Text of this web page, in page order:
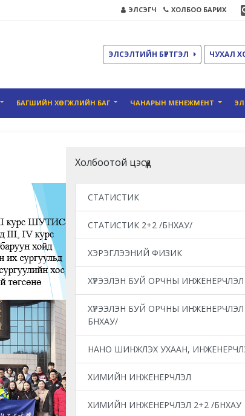
ЭЛСЭГЧ ХОЛБОО БАРИХ
ЭЛСЭЛТИЙН БҮРТГЭЛ ЧУХАЛ
БАГШИЙН ХӨГЖЛИЙН БАГ ЧАНАРЫН MЕНЕЖМЕНТ
Холбоотой цэсүүд
СТАТИСТИК
СТАТИСТИК 2+2 /БНХАУ/
ХЭРЭГЛЭЭНИЙ ФИЗИК
ХҮРЭЭЛЭН БУЙ ОРЧНЫ ИНЖЕНЕРЧЛЭЛ
ХҮРЭЭЛЭН БУЙ ОРЧНЫ ИНЖЕНЕРЧЛЭЛ
БНХАУ/
НАНО ШИНЖЛЭХ УХААН,
ХИМИЙН ИНЖЕНЕРЧЛЭЛ
ХИМИЙН ИНЖЕНЕРЧЛЭЛ 2+2 /БНХАУ